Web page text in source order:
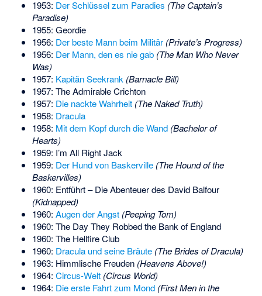
1953: Der Schlüssel zum Paradies (The Captain’s
Paradise)
1955: Geordie
1956: Der beste Mann beim Militär (Private’s Progress)
1956: Der Mann, den es nie gab (The Man Who Never
Was)
1957: Kapitän Seekrank (Barnacle Bill)
1957: The Admirable Crichton
1957: Die nackte Wahrheit (The Naked Truth)
1958: Dracula
1958: Mit dem Kopf durch die Wand (Bachelor of
Hearts)
1959: I’m All Right Jack
1959: Der Hund von Baskerville (The Hound of the
Baskervilles)
1960: Entführt – Die Abenteuer des David Balfour
(Kidnapped)
1960: Augen der Angst (Peeping Tom)
1960: The Day They Robbed the Bank of England
1960: The Hellfire Club
1960: Dracula und seine Bräute (The Brides of Dracula)
1963: Himmlische Freuden (Heavens Above!)
1964: Circus-Welt (Circus World)
1964: Die erste Fahrt zum Mond (First Men in the